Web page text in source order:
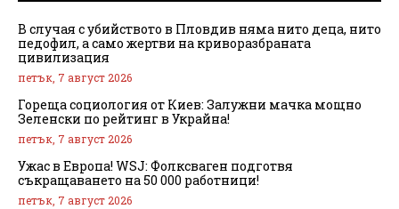
В случая с убийството в Пловдив няма нито деца, нито
педофил, а само жертви на криворазбраната
цивилизация
петък, 7 август 2026
Гореща социология от Киев: Залужни мачка мощно
Зеленски по рейтинг в Украйна!
петък, 7 август 2026
Ужас в Европа! WSJ: Фолксваген подготвя
съкращаването на 50 000 работници!
петък, 7 август 2026